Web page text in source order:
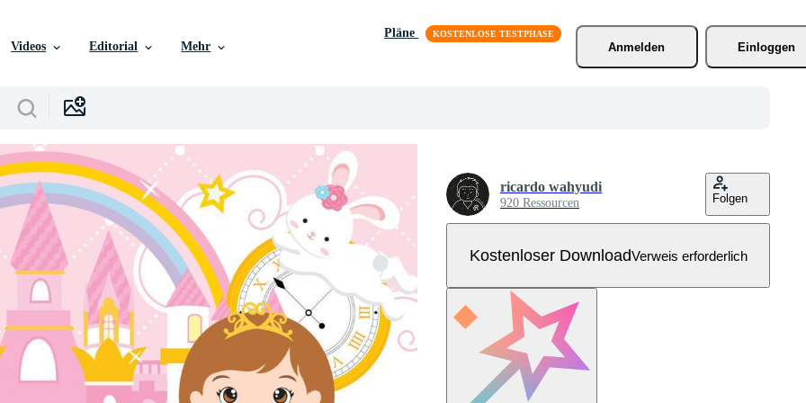
Videos Editorial Mehr
Pläne
Anmelden
Einloggen
ricardo wahyudi
920 Ressourcen Folgen
Kostenloser DownloadVerweis erforderlich